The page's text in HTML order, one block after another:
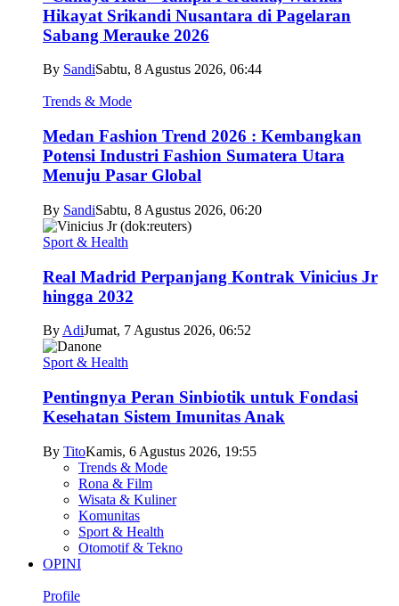
Hikayat Srikandi Nusantara di Pagelaran
Sabang Merauke 2026
By SandiSabtu, 8 Agustus 2026, 06:44
Trends & Mode
Medan Fashion Trend 2026 : Kembangkan
Potensi Industri Fashion Sumatera Utara
Menuju Pasar Global
By SandiSabtu, 8 Agustus 2026, 06:20
Sport & Health
Real Madrid Perpanjang Kontrak Vinicius Jr
hingga 2032
By AdiJumat, 7 Agustus 2026, 06:52
Sport & Health
Pentingnya Peran Sinbiotik untuk Fondasi
Kesehatan Sistem Imunitas Anak
By TitoKamis, 6 Agustus 2026, 19:55
Trends & Mode
Rona & Film
Wisata & Kuliner
Komunitas
Sport & Health
Otomotif & Tekno
OPINI
Profile